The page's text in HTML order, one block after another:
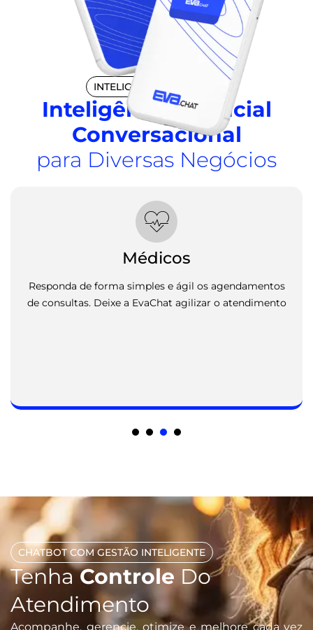
INTELIGÊNCIA ARTIFICIAL
Inteligência Artificial
Conversacional
para Diversas Negócios
atendimento
Inicie um fluxo de atendimento que vai
atendimento e trazer maios facilidade
CHATBOT COM GESTÃO INTELIGENTE
TenhaControle Do
Atendimento
Acompanhe, gerencie, otimize e melhore cada vez